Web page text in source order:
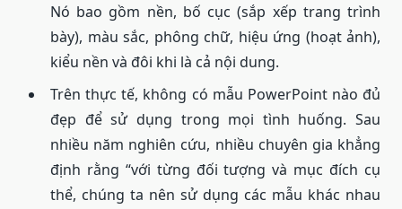
Nó bao gồm nền, bố cục (sắp xếp trang trình
bày), màu sắc, phông chữ, hiệu ứng (hoạt ảnh),
kiểu nền và đôi khi là cả nội dung.
Trên thực tế, không có mẫu PowerPoint nào đủ
đẹp để sử dụng trong mọi tình huống. Sau
nhiều năm nghiên cứu, nhiều chuyên gia khẳng
định rằng “với từng đối tượng và mục đích cụ
thể, chúng ta nên sử dụng các mẫu khác nhau